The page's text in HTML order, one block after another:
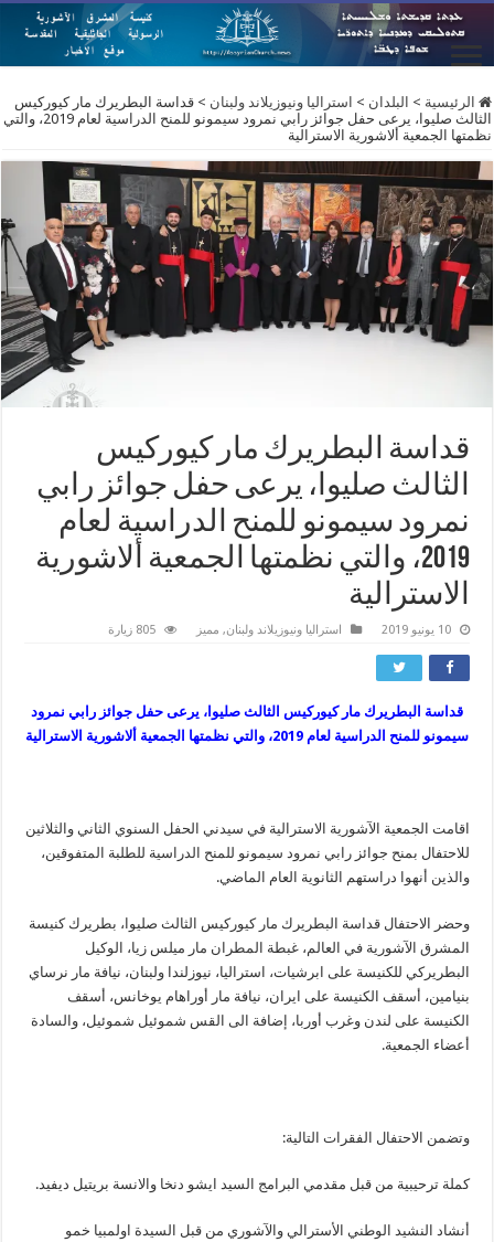
الرئيسية > البلدان > استراليا ونيوزيلاند ولبنان > قداسة البطريرك مار كيوركيس
الثالث صليوا، يرعى حفل جوائز رابي نمرود سيمونو للمنح الدراسية لعام 2019، والتي
نظمتها الجمعية ألاشورية الاسترالية
قداسة البطريرك مار كيوركيس
الثالث صليوا، يرعى حفل جوائز رابي
نمرود سيمونو للمنح الدراسية لعام
2019، والتي نظمتها الجمعية ألاشورية
الاسترالية
10 يونيو 2019 استراليا ونيوزيلاند ولبنان, مميز 805 زيارة
قداسة البطريرك مار كيوركيس الثالث صليوا، يرعى حفل جوائز رابي نمرود
سيمونو للمنح الدراسية لعام 2019، والتي نظمتها الجمعية ألاشورية الاسترالية
اقامت الجمعية الآشورية الاسترالية في سيدني الحفل السنوي الثاني والثلاثين
للاحتفال بمنح جوائز رابي نمرود سيمونو للمنح الدراسية للطلبة المتفوقين،
والذين أنهوا دراستهم الثانوية العام الماضي.
وحضر الاحتفال قداسة البطريرك مار كيوركيس الثالث صليوا، بطريرك كنيسة
المشرق الآشورية في العالم، غبطة المطران مار ميلس زيا، الوكيل
البطريركي للكنيسة على ابرشيات، استراليا، نيوزلندا ولبنان، نيافة مار نرساي
بنيامين، أسقف الكنيسة على ايران، نيافة مار أوراهام يوخانس، أسقف
الكنيسة على لندن وغرب أوربا، إضافة الى القس شموئيل شموئيل، والسادة
أعضاء الجمعية.
وتضمن الاحتفال الفقرات التالية:
كملة ترحيبية من قبل مقدمي البرامج السيد ايشو دنخا والانسة بريتيل ديفيد.
أنشاد النشيد الوطني الأسترالي والآشوري من قبل السيدة اولمبيا خمو